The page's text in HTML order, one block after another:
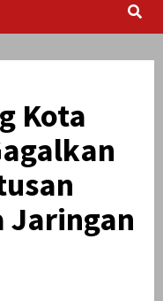
Kota
Jaringan